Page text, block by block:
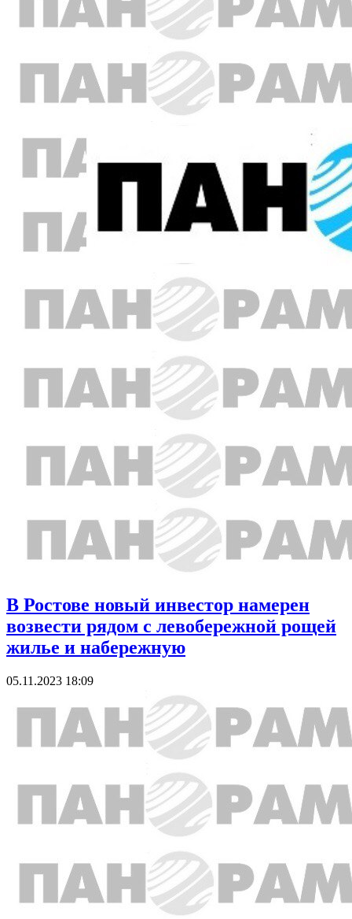
В Ростове новый инвестор намерен
возвести рядом с левобережной рощей
жилье и набережную
05.11.2023 18:09